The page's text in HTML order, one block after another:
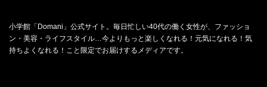
小学館「Domani」公式サイト。毎日忙しい40代の働く女性が、ファッショ
ン・美容・ライフスタイル…今よりもっと楽しくなれる！元気になれる！気
持ちよくなれる！こと限定でお届けするメディアです。